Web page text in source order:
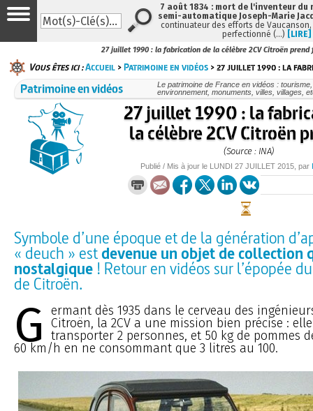
27 juillet 1990 : la fabrication de la célèbre 2CV Citroën prend
Vous êtes ici :Accueil >Patrimoine en vidéos > 27 juillet 1990 : la
Patrimoine en vidéos
Le patrimoine de France en vidéos :
environnement, monuments, villes, villages,
27 juillet 1990 : la
la célèbre 2CV Citroën
(Source : INA)
Publié / Mis à jour le LUNDI 27 JUILLET 2015 , par
Symbole d’une époque et de la génération
« deuch » estdevenue un objet de collection
nostalgique ! Retour en vidéos sur l’épopée
de Citroën.
G
ermant dès 1935 dans le cerveau des
Citroën, la 2CV a une mission bien précise :
transporter 2 personnes, et 50 kg de pommes
60 km/h en ne consommant que 3 litres au 100.
7 août 1834 : mort de l'inventeur du
semi-automatique Joseph-Marie
continuateur des efforts de Vaucanson,
perfectionné (…) [LIRE]